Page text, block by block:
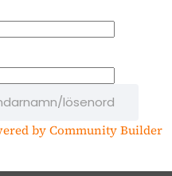
by Community Builder